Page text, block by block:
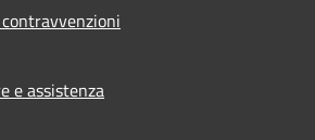
e assistenza